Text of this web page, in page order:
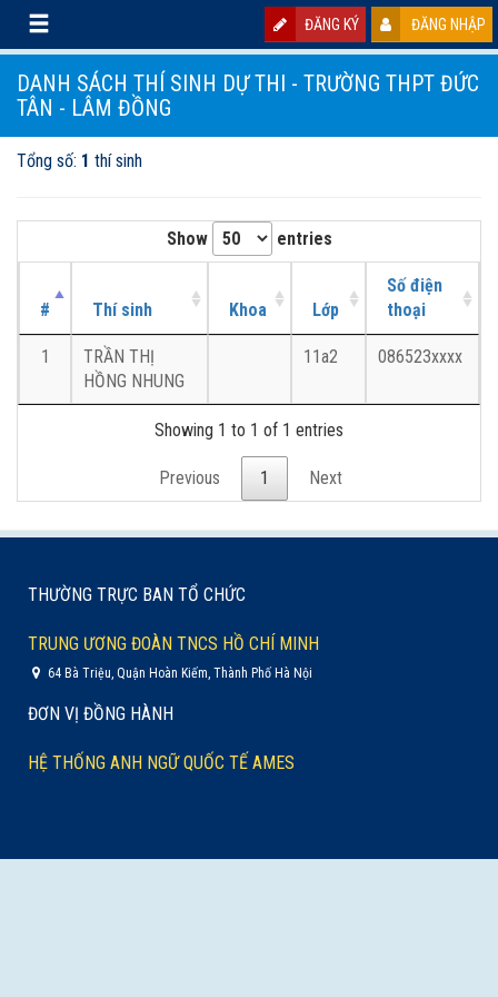
ĐĂNG KÝ ĐĂNG NHẬP
DANH SÁCH THÍ SINH DỰ THI - TRƯỜNG THPT ĐỨC
TÂN - LÂM ĐỒNG
Tổng số: 1 thí sinh
Show entries
# Thí sinh Khoa Lớp
Số điện
thoại
1
TRẦN THỊ
HỒNG NHUNG
11a2 086523xxxx
Showing 1 to 1 of 1 entries
Previous 1 Next
THƯỜNG TRỰC BAN TỔ CHỨC
TRUNG ƯƠNG ĐOÀN TNCS HỒ CHÍ MINH
64 Bà Triệu, Quận Hoàn Kiếm, Thành Phố Hà Nội
ĐƠN VỊ ĐỒNG HÀNH
HỆ THỐNG ANH NGỮ QUỐC TẾ AMES